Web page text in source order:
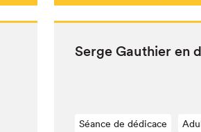
Serge Gau­thi­er en
Séance de dédicace